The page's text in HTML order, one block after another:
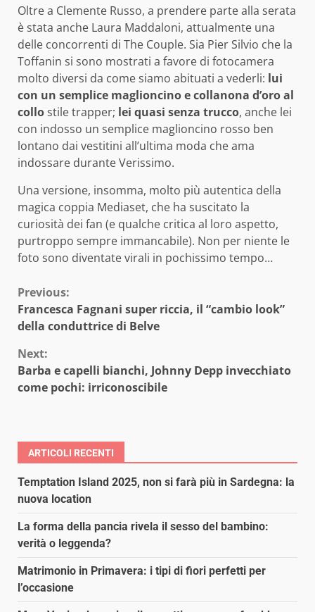
Oltre a Clemente Russo, a prendere parte alla serata
è stata anche Laura Maddaloni, attualmente una
delle concorrenti di The Couple. Sia Pier Silvio che la
Toffanin si sono mostrati a favore di fotocamera
molto diversi da come siamo abituati a vederli: lui
con un semplice maglioncino e collanona d’oro al
collostile trapper; lei quasi senza trucco, anche lei
con indosso un semplice maglioncino rosso ben
lontano dai vestitini all’ultima moda che ama
indossare durante Verissimo.
Una versione, insomma, molto più autentica della
magica coppia Mediaset, che ha suscitato la
curiosità dei fan (e qualche critica al loro aspetto,
purtroppo sempre immancabile). Non per niente le
foto sono diventate virali in pochissimo tempo…
Continue
Reading
Previous:
Francesca Fagnani super riccia, il “cambio look”
della conduttrice di Belve
Next:
Barba e capelli bianchi, Johnny Depp invecchiato
come pochi: irriconoscibile
ARTICOLI RECENTI
Temptation Island 2025, non si farà più in Sardegna: la
nuova location
La forma della pancia rivela il sesso del bambino:
verità o leggenda?
Matrimonio in Primavera: i tipi di fiori perfetti per
l’occasione